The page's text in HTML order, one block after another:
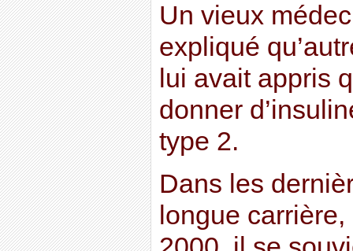
Un vieux
expliqué
lui avait appris
donner
type 2.
Dans les
longue